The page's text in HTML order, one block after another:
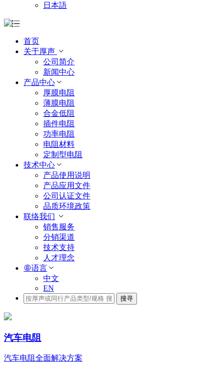
日本語
首页
关于厚声
公司简介
新闻中心
产品中心
厚膜电阻
薄膜电阻
合金低阻
插件电阻
功率电阻
电阻材料
定制型电阻
技术中心
产品使用说明
产品应用文件
公司认证文件
品质环境政策
联络我们
销售服务
分销渠道
技术支持
人才理念
语言
中文
EN
搜寻
汽车电阻
汽车电阻全面解决方案